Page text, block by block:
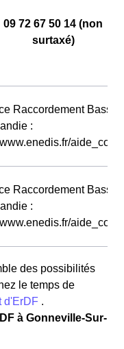
09 72 67 50 14 (non
surtaxé)
Raccordement Basse-
:
Raccordement Basse-
:
des possibilités
le temps de
d'ErDF .
à Gonneville-Sur-